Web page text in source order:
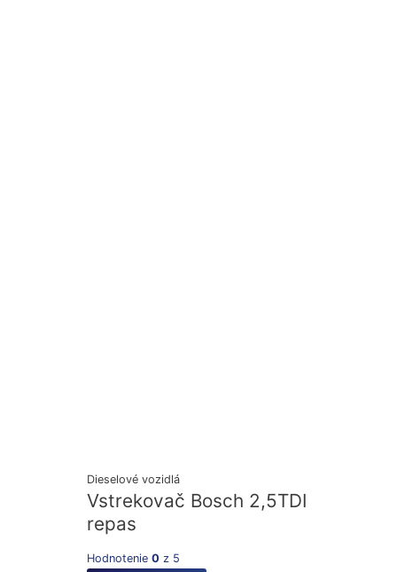
Dieselové vozidlá
Vstrekovač Bosch 2,5TDI
repas
Hodnotenie0 z 5